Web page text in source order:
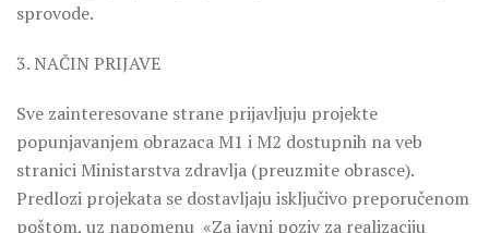
sprovode.
3. NAČIN PRIJAVE
Sve zainteresovane strane prijavljuju projekte
popunjavanjem obrazaca M1 i M2 dostupnih na veb
stranici Ministarstva zdravlja (preuzmite obrasce).
Predlozi projekata se dostavljaju isključivo preporučenom
poštom, uz napomenu «Za javni poziv za realizaciju